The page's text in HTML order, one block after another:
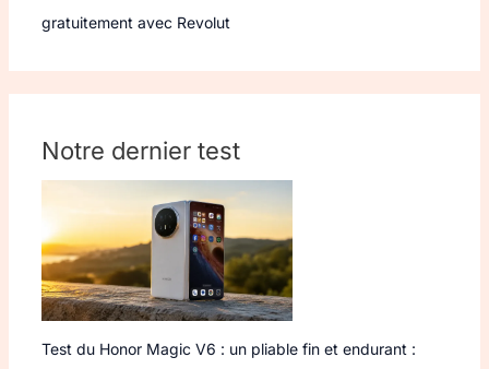
gratuitement avec Revolut
Notre dernier test
Test du Honor Magic V6 : un pliable fin et endurant :